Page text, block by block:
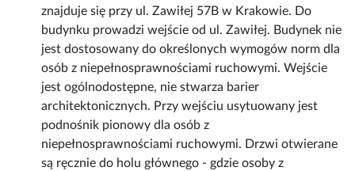
znajduje się przy ul. Zawiłej 57B w Krakowie. Do
budynku prowadzi wejście od ul. Zawiłej. Budynek nie
jest dostosowany do określonych wymogów norm dla
osób z niepełnosprawnościami ruchowymi. Wejście
jest ogólnodostępne, nie stwarza barier
architektonicznych. Przy wejściu usytuowany jest
podnośnik pionowy dla osób z
niepełnosprawnościami ruchowymi. Drzwi otwierane
są ręcznie do holu głównego - gdzie osoby z